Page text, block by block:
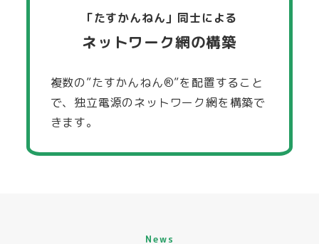
「たすかんねん」同士による
ネットワーク網の構築
複数の”たすかんねん®”を配置すること
で、独立電源のネットワーク網を構築で
きます。
News